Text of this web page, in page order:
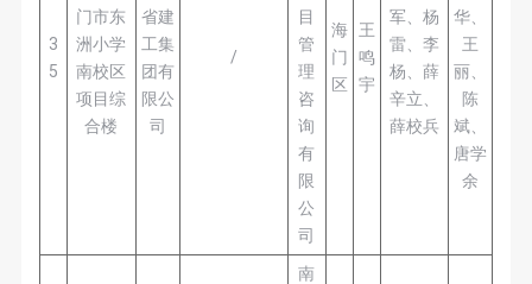
3
5
门市东
洲小学
南校区
项目综
合楼
省建
工集
团有
限公
司
/
目
管
理
咨
询
有
限
公
司
海
门
区
王
鸣
宇
军、杨
雷、李
杨、薛
辛立、
薛校兵
华、
王
丽、
陈
斌、
唐学
余
南